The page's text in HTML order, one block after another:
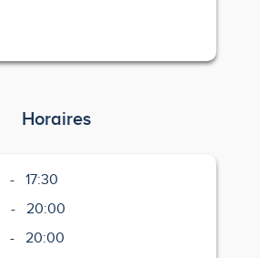
Horaires
-
17:30
-
20:00
-
20:00